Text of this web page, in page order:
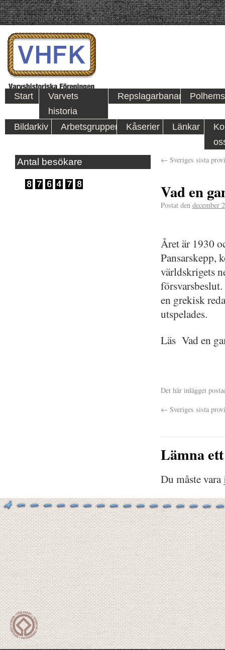
Start
Varvets
historia
Repslagarbanan
Bildarkiv Arbetsgrupper Kåserier Länkar
Antal besökare ← Sveriges sista
Vad en
Postat den december
Året är 1930
Pansarskepp,
världskrigets
en grekisk
utspelades.
Läs Vad en
Det här inlägget
← Sveriges sista
Lämna
Du måste vara